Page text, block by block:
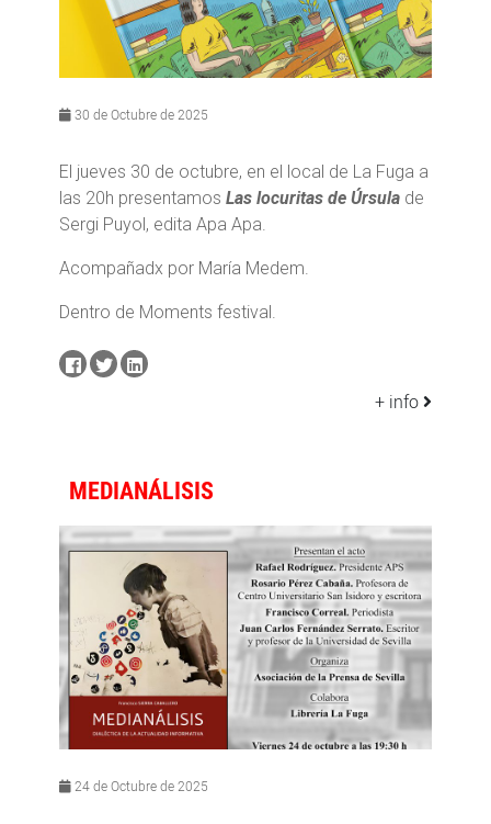
30 de Octubre de 2025
El jueves 30 de octubre, en el local de La Fuga a
las 20h presentamos Las locuritas de Úrsula de
Sergi Puyol, edita Apa Apa.
Acompañadx por María Medem.
Dentro de Moments festival.
+ info
MEDIANÁLISIS
24 de Octubre de 2025